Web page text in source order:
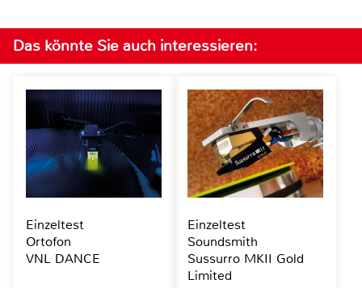
Das könnte Sie auch interessieren:
Einzeltest
Ortofon
VNL DANCE
Einzeltest
Soundsmith
Sussurro MKII Gold
Limited